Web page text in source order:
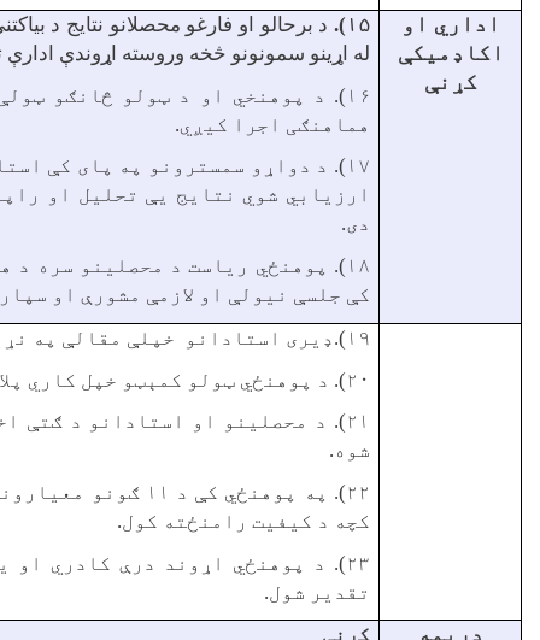
اداري او
اکاډمیکې
کړنې
۱۵).
د برحالو او فارغو محصلانو نتایج د
له اړینو سمونونو څخه وروسته اړوندې
۱۶). د
پوهنخي او د ټولو
څانګو
هماهنګی اجرا کيږي.
۱۷). د دواړو سمسترونو په پای کې
ارزیابي شو ينتایج يې تحلیل او
دی.
۱۸).
پوهنځي رياست د محصلینو سره د
کې جلسې نیولې او لازمې مشورې او
۱۹).ډیری
استادانو خپلې مقالې په
۲۰). د پوهنځي ټولو کمېټو خپل کاري پلانونه ترتيب کړي وو.
۲۱). د محصلينو او استادانو د ګتې اخېستو لپاره په پوهنځي کې
شوه.
۲۲). په پوهنځي کې
کچه د کيفيت رامنځته کول.
۲۳). د پوهنځي اړوند درې کادري
تقدير شول.
دريمه کړنې